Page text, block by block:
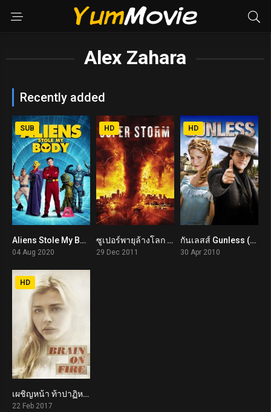
Alex Zahara
Recently added
4.3
SUB
Aliens Stole My Body (2020)
04 Aug 2020
3.7
HD
ซูเปอร์พายุล้างโลก Mega Cyclone (2011)
29 Dec 2011
6.5
HD
กันเลสส์ Gunless (2010)
30 Apr 2010
6.6
HD
เผชิญหน้า ท้าปาฏิหาริย์ Brain on Fire (2017)
22 Feb 2017